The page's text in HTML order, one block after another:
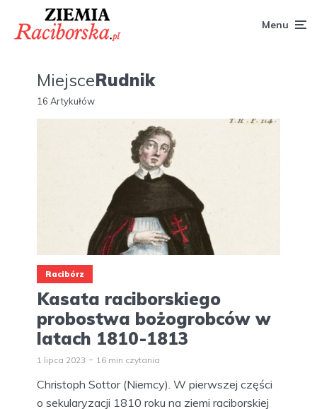
Menu
MiejsceRudnik
16 Artykułów
Racibórz
Kasata raciborskiego
probostwa bożogrobców w
latach 1810-1813
1 lipca 2023 16 min czytania
Christoph Sottor (Niemcy). W pierwszej części
o sekularyzacji 1810 roku na ziemi raciborskiej